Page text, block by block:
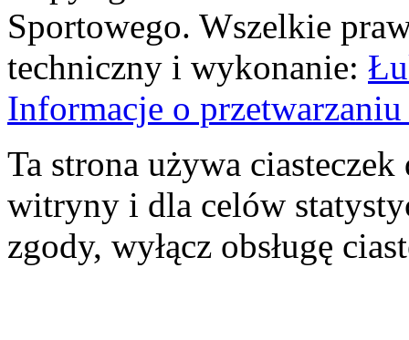
Sportowego. Wszelkie
techniczny i wykonanie:
Informacje o
Ta strona używa
witryny i dla celów
zgody, wyłącz obsługę